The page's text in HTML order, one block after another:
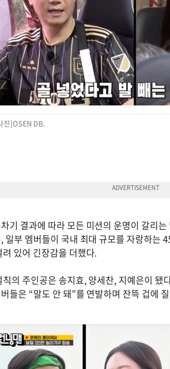
진]OSEN DB.
기 결과에 따라 모든 미션의 운명이 갈리
일부 멤버들이 국내 최대 규모를 자랑하는
있어 긴장감을 더했다.
의 주인공은 송지효, 양세찬, 지예은이 됐
들은 “말도 안 돼”를 연발하며 잔뜩 겁에